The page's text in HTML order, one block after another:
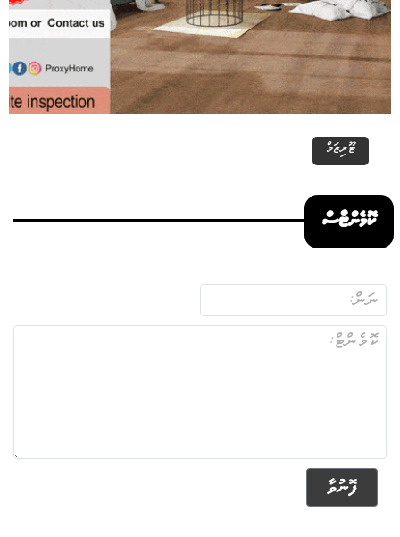
ޓޫރިޒަމް
ކޮމެންޓްސް
ފޮނުވާ